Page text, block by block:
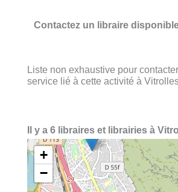
Contactez un libraire
Liste non exhaustive pour
service lié à cette activité à
Il y a 6 libraires et librairies à
+
−